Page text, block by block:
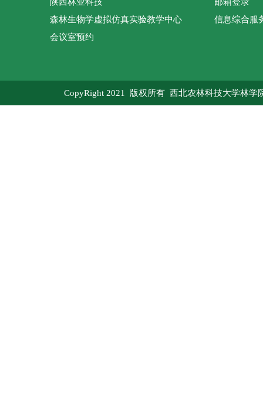
森林生物学虚拟仿真实验教学中心
会议室预约
信息综合服
CopyRight 2021 版权所有 西北农林科技大学林